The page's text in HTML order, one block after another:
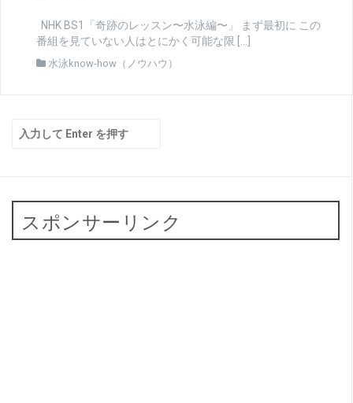
NHK BS1「奇跡のレッスン〜水泳編〜」 まず最初に この
番組を見ていない人はとにかく可能な限 […]
水泳know-how（ノウハウ）
索:
スポンサーリンク